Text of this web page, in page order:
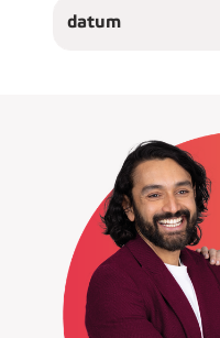
datum